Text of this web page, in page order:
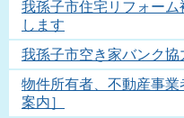
我孫子市住宅リフォー
します
我孫子市空き家バンク
物件所有者、不動産事
案内］